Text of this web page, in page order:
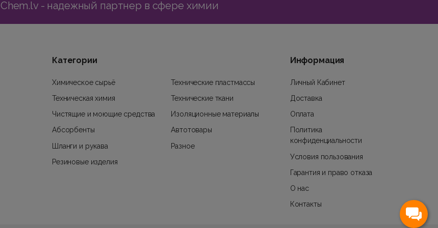
Chem.lv - надежный партнер в сфере химии
Категории
Химическое сырьё
Техническая химия
Чистящие и моющие средства
Абсорбенты
Шланги и рукава
Резиновые изделия
Технические пластмассы
Технические ткани
Изоляционные материалы
Автотовары
Разное
Информация
Личный Кабинет
Доставка
Оплата
Политика
конфиденциальности
Условия пользования
Гарантия и право отказа
О нас
Контакты